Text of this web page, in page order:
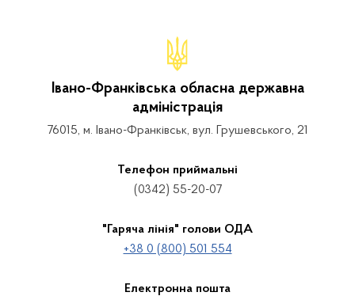
Івано-Франківська обласна державна
адміністрація
76015, м. Івано-Франківськ, вул. Грушевського, 21
Телефон приймальні
(0342) 55-20-07
"Гаряча лінія" голови ОДА
+38 0 (800) 501 554
Електронна пошта